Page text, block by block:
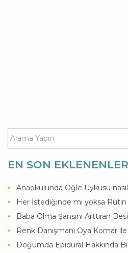
EN SON EKLENENLER
Anaokulunda Öğle Uykusu nasıl
Her İstediğinde mi yoksa
Baba Olma Şansını Arttıran
Renk Danışmanı Oya Komar
Doğumda Epidural Hakkında